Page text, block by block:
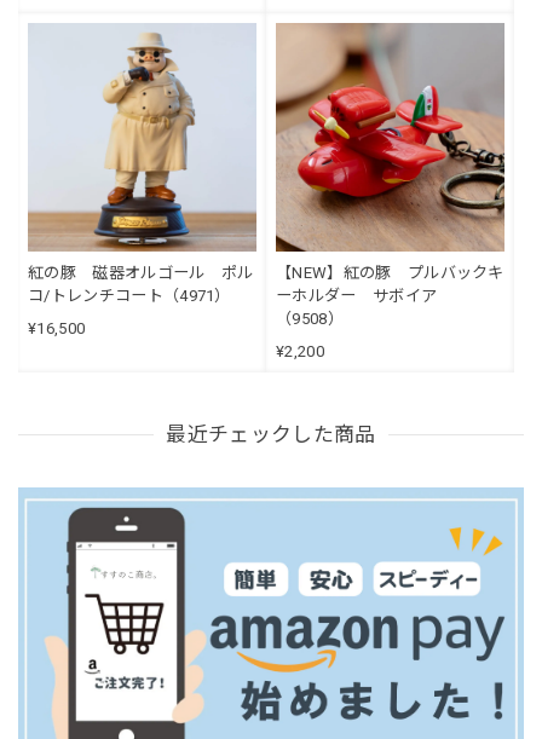
紅の豚 磁器オルゴール ポル
コ/トレンチコート（4971）
¥16,500
【NEW】紅の豚 プルバックキ
ーホルダー サボイア
（9508）
¥2,200
最近チェックした商品